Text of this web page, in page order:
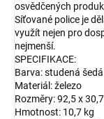
osvědčených
Síťované police je
využít nejen pro
nejmenší.
SPECIFIKACE:
Barva: studená šedá
Materiál: železo
Rozměry: 92,5 x
Hmotnost: 10,7 kg